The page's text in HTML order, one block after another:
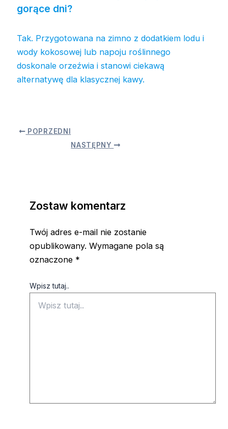
gorące dni?
Tak. Przygotowana na zimno z dodatkiem lodu i
wody kokosowej lub napoju roślinnego
doskonale orzeźwia i stanowi ciekawą
alternatywę dla klasycznej kawy.
POPRZEDNI
NASTĘPNY
Zostaw komentarz
Twój adres e-mail nie zostanie
opublikowany. Wymagane pola są
oznaczone *
Wpisz tutaj..